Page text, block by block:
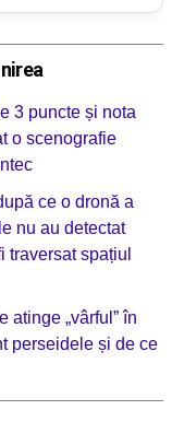
3 puncte și nota
o scenografie
ce o dronă a
nu au detectat
traversat spațiul
atinge „vârful” în
perseidele și de ce